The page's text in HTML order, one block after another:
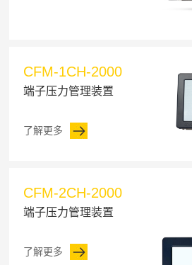
CFM-1CH-2000
端子压力管理装置
了解更多
CFM-2CH-2000
端子压力管理装置
了解更多